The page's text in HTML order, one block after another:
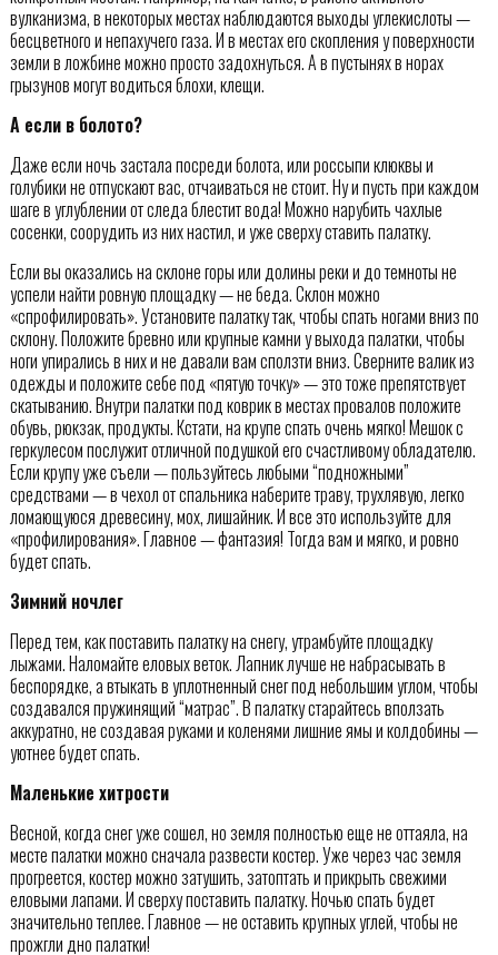
вулканизма, в некоторых местах наблюдаются выходы углекислоты —
бесцветного и непахучего газа. И в местах его скопления у поверхности
земли в ложбине можно просто задохнуться. А в пустынях в норах
грызунов могут водиться блохи, клещи.
А если в болото?
Даже если ночь застала посреди болота, или россыпи клюквы и
голубики не отпускают вас, отчаиваться не стоит. Ну и пусть при каждом
шаге в углублении от следа блестит вода! Можно нарубить чахлые
сосенки, соорудить из них настил, и уже сверху ставить палатку.
Если вы оказались на склоне горы или долины реки и до темноты не
успели найти ровную площадку — не беда. Склон можно
«спрофилировать». Установите палатку так, чтобы спать ногами вниз по
склону. Положите бревно или крупные камни у выхода палатки, чтобы
ноги упирались в них и не давали вам сползти вниз. Сверните валик из
одежды и положите себе под «пятую точку» — это тоже препятствует
скатыванию. Внутри палатки под коврик в местах провалов положите
обувь, рюкзак, продукты. Кстати, на крупе спать очень мягко! Мешок с
геркулесом послужит отличной подушкой его счастливому обладателю.
Если крупу уже съели — пользуйтесь любыми “подножными”
средствами — в чехол от спальника наберите траву, трухлявую, легко
ломающуюся древесину, мох, лишайник. И все это используйте для
«профилирования». Главное — фантазия! Тогда вам и мягко, и ровно
будет спать.
Зимний ночлег
Перед тем, как поставить палатку на снегу, утрамбуйте площадку
лыжами. Наломайте еловых веток. Лапник лучше не набрасывать в
беспорядке, а втыкать в уплотненный снег под небольшим углом, чтобы
создавался пружинящий “матрас”. В палатку старайтесь вползать
аккуратно, не создавая руками и коленями лишние ямы и колдобины —
уютнее будет спать.
Маленькие хитрости
Весной, когда снег уже сошел, но земля полностью еще не оттаяла, на
месте палатки можно сначала развести костер. Уже через час земля
прогреется, костер можно затушить, затоптать и прикрыть свежими
еловыми лапами. И сверху поставить палатку. Ночью спать будет
значительно теплее. Главное — не оставить крупных углей, чтобы не
прожгли дно палатки!